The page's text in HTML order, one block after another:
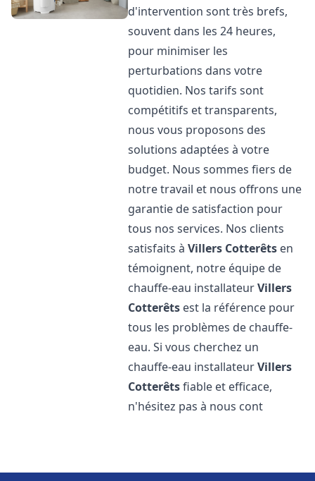
d'intervention sont très brefs,
souvent dans les 24 heures,
pour minimiser les
perturbations dans votre
quotidien. Nos tarifs sont
compétitifs et transparents,
nous vous proposons des
solutions adaptées à votre
budget. Nous sommes fiers de
notre travail et nous offrons une
garantie de satisfaction pour
tous nos services. Nos clients
satisfaits àVillers Cotterêts en
témoignent, notre équipe de
chauffe-eau installateurVillers
Cotterêts est la référence pour
tous les problèmes de chauffe-
eau. Si vous cherchez un
chauffe-eau installateurVillers
Cotterêtsfiable et efficace,
n'hésitez pas à nous cont